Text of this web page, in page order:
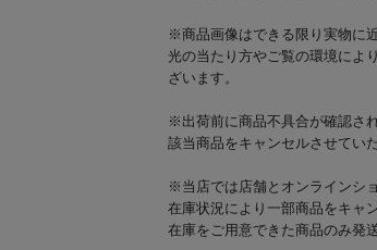
※商品画像はできる限り実物に
光の当たり方やご覧の環境によ
ざいます。
※出荷前に商品不具合が確認さ
該当商品をキャンセルさせてい
※当店では店舗とオンラインシ
在庫状況により一部商品をキャ
在庫をご用意できた商品のみ発